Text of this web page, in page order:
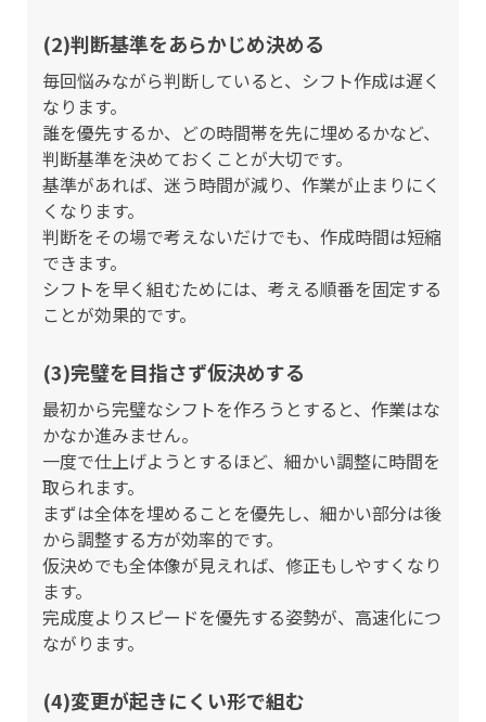
(2)判断基準をあらかじめ決める
毎回悩みながら判断していると、シフト作成は遅く
なります。
誰を優先するか、どの時間帯を先に埋めるかなど、
判断基準を決めておくことが大切です。
基準があれば、迷う時間が減り、作業が止まりにく
くなります。
判断をその場で考えないだけでも、作成時間は短縮
できます。
シフトを早く組むためには、考える順番を固定する
ことが効果的です。
(3)完璧を目指さず仮決めする
最初から完璧なシフトを作ろうとすると、作業はな
かなか進みません。
一度で仕上げようとするほど、細かい調整に時間を
取られます。
まずは全体を埋めることを優先し、細かい部分は後
から調整する方が効率的です。
仮決めでも全体像が見えれば、修正もしやすくなり
ます。
完成度よりスピードを優先する姿勢が、高速化につ
ながります。
(4)変更が起きにくい形で組む